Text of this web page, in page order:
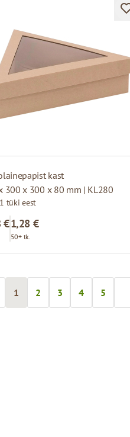
kast
300 x 300 x 80 mm | KL280
tüki eest
€1,28 €
50+ tk.
Te loete praegu lehte
1
Page
2
Page
3
Page
4
Page
5